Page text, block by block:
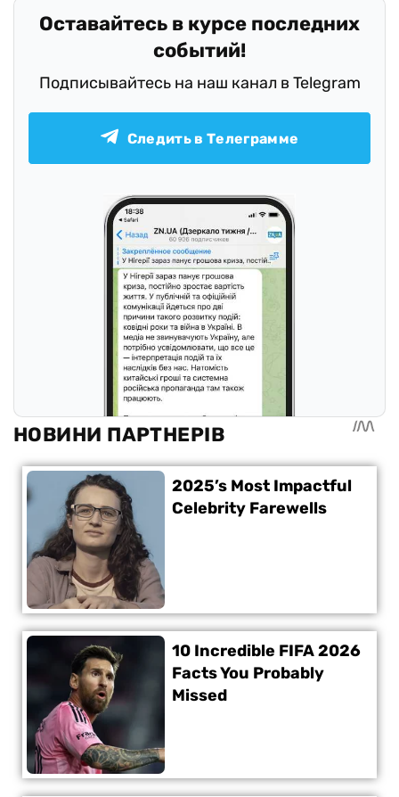
Оставайтесь в курсе последних
событий!
Подписывайтесь на наш канал в Telegram
Следить в Телеграмме